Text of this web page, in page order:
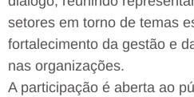
setores em torno de temas
fortalecimento da gestão e
nas organizações.
A participação é aberta ao